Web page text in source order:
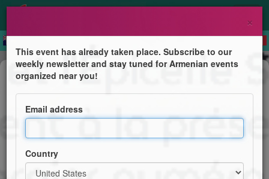
Book Presentation
Présentation de la BD ‘’Mémoires
d’Arménie’’
×
This event has already taken place. Subscribe to our
weekly newsletter and stay tuned for Armenian events
organized near you!
Email address
Country